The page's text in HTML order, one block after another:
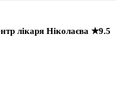
лікаря Ніколаєва ★9.5